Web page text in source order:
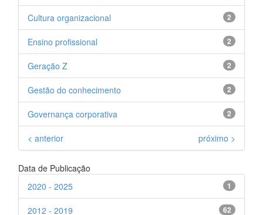
2
Cultura organizacional
2
Ensino profissional
2
Geração Z
2
Gestão do conhecimento
2
Governança corporativa
< anterior próximo >
Data de Publicação
1
2020 - 2025
62
2012 - 2019